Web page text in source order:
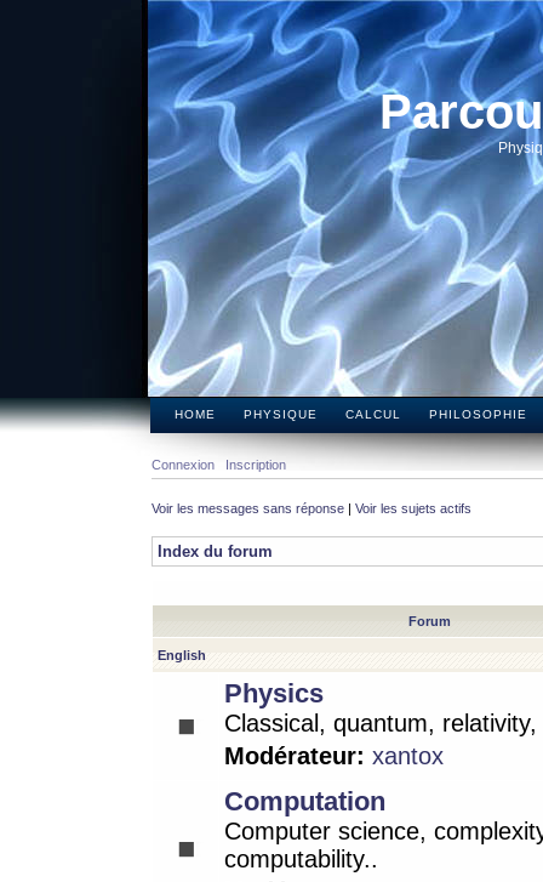
HOME PHYSIQUE CALCUL PHILOSOPHIE
Connexion Inscription
Voir les messages sans réponse | Voir les sujets actifs
Index du forum
Forum
English
Physics
Classical, quantum,
Modérateur: xantox
Computation
Computer science,
computability..